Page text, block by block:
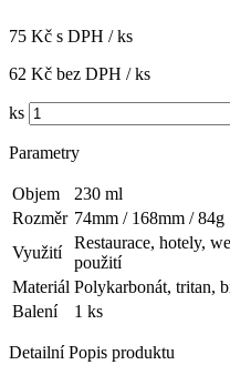
75 Kč s DPH / ks
62 Kč bez DPH / ks
ks
Parametry
Objem
230 ml
Rozměr 74mm / 168mm / 84g
Využití
Restaurace, hotely,
použití
Materiál Polykarbonát, tritan,
Balení
1 ks
Detailní Popis produktu